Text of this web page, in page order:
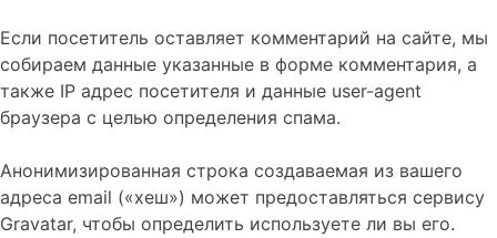
Если посетитель оставляет комментарий на сайте, мы
собираем данные указанные в форме комментария, а
также IP адрес посетителя и данные user-agent
браузера с целью определения спама.
Анонимизированная строка создаваемая из вашего
адреса email («хеш») может предоставляться сервису
Gravatar, чтобы определить используете ли вы его.